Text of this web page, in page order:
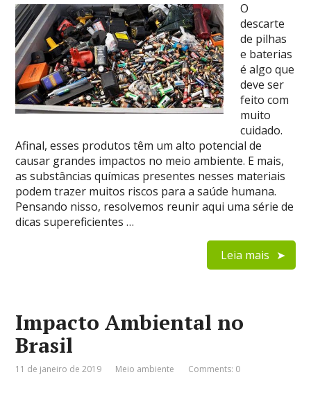
O
descarte
de pilhas
e baterias
é algo que
deve ser
feito com
muito
cuidado.
Afinal, esses produtos têm um alto potencial de
causar grandes impactos no meio ambiente. E mais,
as substâncias químicas presentes nesses materiais
podem trazer muitos riscos para a saúde humana.
Pensando nisso, resolvemos reunir aqui uma série de
dicas supereficientes …
Leia mais
Impacto Ambiental no
Brasil
11 de janeiro de 2019 Meio ambiente Comments: 0